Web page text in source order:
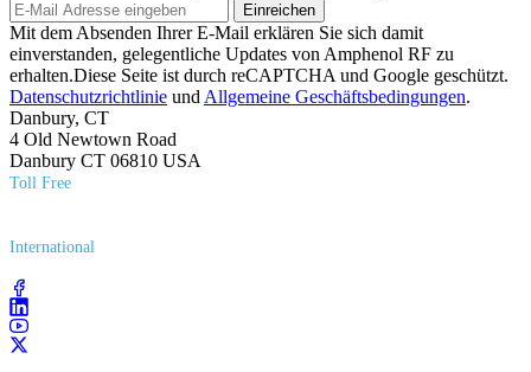
Einreichen
Mit dem Absenden Ihrer E-Mail erklären Sie sich damit
einverstanden, gelegentliche Updates von Amphenol RF zu
erhalten.Diese Seite ist durch reCAPTCHA und Google geschützt.
Datenschutzrichtlinie und Allgemeine Geschäftsbedingungen.
Danbury, CT
4 Old Newtown Road
Danbury CT 06810 USA
Toll Free
International